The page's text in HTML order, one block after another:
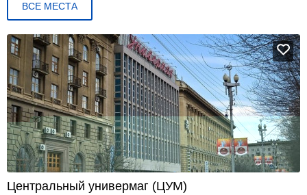
ВСЕ МЕСТА
Центральный универмаг (ЦУМ)